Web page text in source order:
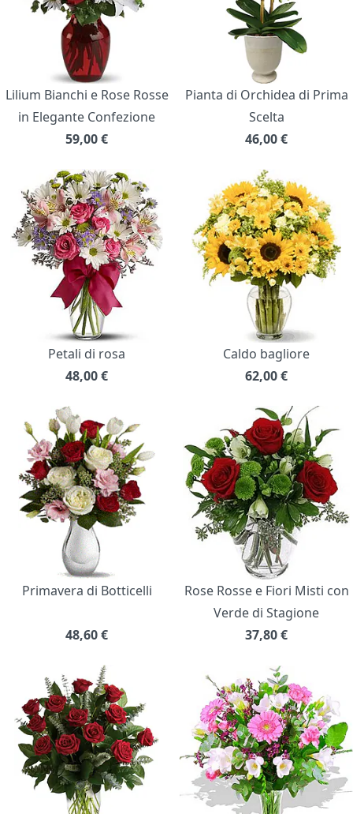
Lilium Bianchi e Rose Rosse
in Elegante Confezione
59,00€
Pianta di Orchidea di Prima
Scelta
46,00€
Petali di rosa
48,00€
Caldo bagliore
62,00€
Primavera di Botticelli
48,60€
Rose Rosse e Fiori Misti con
Verde di Stagione
37,80€